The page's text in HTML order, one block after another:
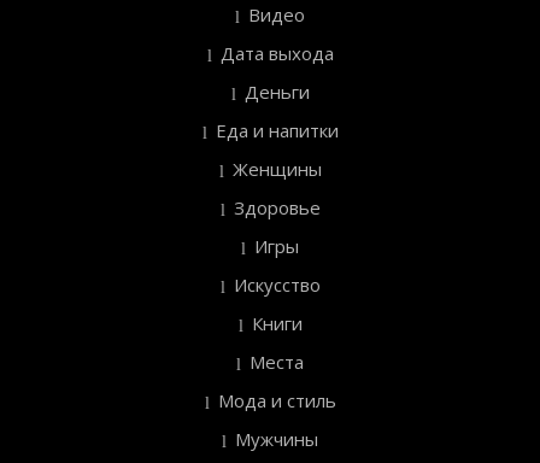
Видео
Дата выхода
Деньги
Еда и напитки
Женщины
Здоровье
Игры
Искусство
Книги
Места
Мода и стиль
Мужчины